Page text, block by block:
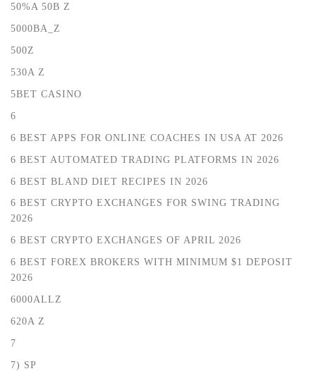
50%A 50B Z
5000BA_Z
500Z
530A Z
5BET CASINO
6
6 BEST APPS FOR ONLINE COACHES IN USA AT 2026
6 BEST AUTOMATED TRADING PLATFORMS IN 2026
6 BEST BLAND DIET RECIPES IN 2026
6 BEST CRYPTO EXCHANGES FOR SWING TRADING
2026
6 BEST CRYPTO EXCHANGES OF APRIL 2026
6 BEST FOREX BROKERS WITH MINIMUM $1 DEPOSIT ️
2026
6000ALLZ
620A Z
7
7) SP